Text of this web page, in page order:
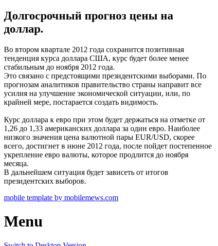
Долгосрочный прогноз цены на
доллар.
Во втором квартале 2012 года сохранится позитивная
тенденция курса доллара США, курс будет более менее
стабильным до ноября 2012 года.
Это связано с предстоящими президентскими выборами. По
прогнозам аналитиков правительство страны направит все
усилия на улучшение экономической ситуации, или, по
крайней мере, постарается создать видимость.
Курс доллара к евро при этом будет держаться на отметке от
1,26 до 1,33 американских доллара за один евро. Наиболее
низкого значения цена валютной пары EUR/USD, скорее
всего, достигнет в июне 2012 года, после пойдет постепенное
укрепление евро валюты, которое продлится до ноября
месяца.
В дальнейшем ситуация будет зависеть от итогов
президентских выборов.
mobile template by mobilemews.com
Menu